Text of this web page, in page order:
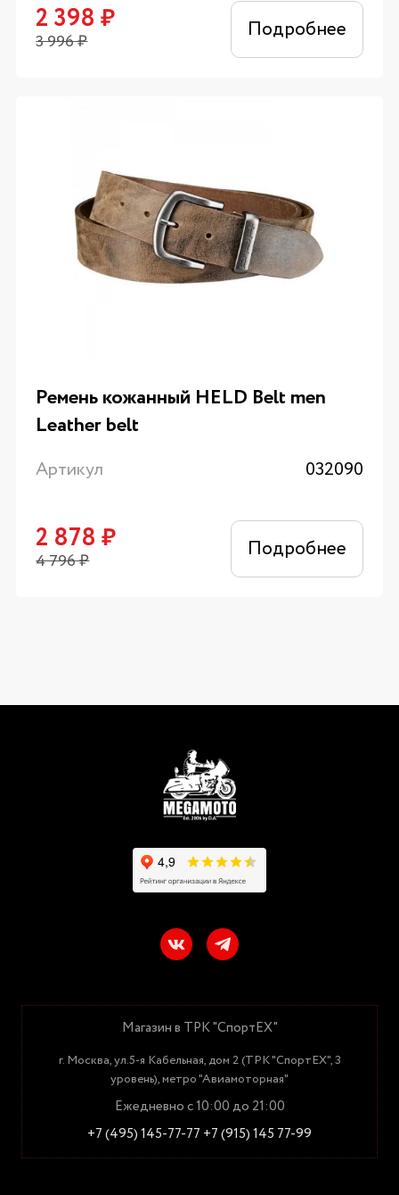
2 398 ₽
3 996₽ Подробнее
Ремень кожанный HELD Belt men
Leather belt
Артикул 032090
2 878 ₽
4 796₽ Подробнее
Магазин в ТРК "СпортЕХ"
г. Москва, ул.5-я Кабельная, дом 2 (ТРК "СпортЕХ", 3
уровень), метро "Авиамоторная"
Ежедневно с 10:00 до 21:00
+7 (495) 145-77-77 +7 (915) 145 77-99